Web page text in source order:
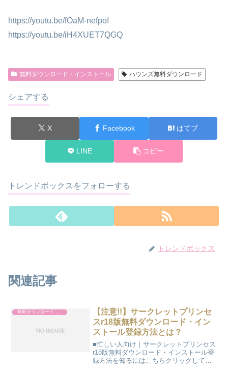
https://youtu.be/fOaM-nefpoI
https://youtu.be/iH4XUET7QGQ
無料ダウンロード・インストール ハウンズ無料ダウンロード
シェアする
X Facebook はてブ
LINE コピー
トレンドボックスをフォローする
トレンドボックス
関連記事
【注意!!】サークレットプリンセ
スr18版無料ダウンロード・イン
ストール登録方法とは？
■忙しい人向け｜サークレットプリンセス
r18版無料ダウンロード・インストール登
録方法を知るにはこちらクリックして下